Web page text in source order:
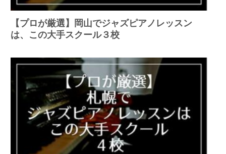
【プロが厳選】岡山でジャズピアノレッスン
は、この大手スクール３校